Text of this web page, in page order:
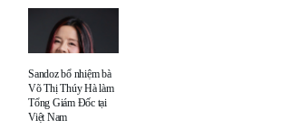
Sandoz bổ nhiệm bà
Võ Thị Thúy Hà làm
Tổng Giám Đốc tại
Việt Nam